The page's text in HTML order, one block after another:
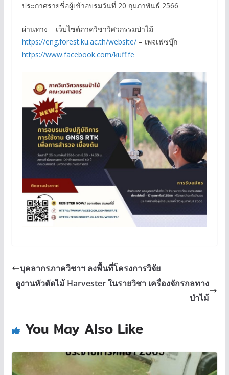
ประกาศรายชื่อผู้เข้าอบรมวันที่ 20 กุมภาพันธ์ 2566
ผ่านทาง – เว็บไซต์ภาควิชาวิศวกรรมป่าไม้
https://eng.forest.ku.ac.th/website/– เพจเฟซบุ๊ก
https://www.facebook.com/kuff.fe
บุคลากรภาควิชาฯ ลงพื้นที่โครงการวิจัย
ดูงานหัวตัดไม้ Harvester ในรายวิชา เครื่องจักรกลทาง
ป่าไม้
You May Also Like